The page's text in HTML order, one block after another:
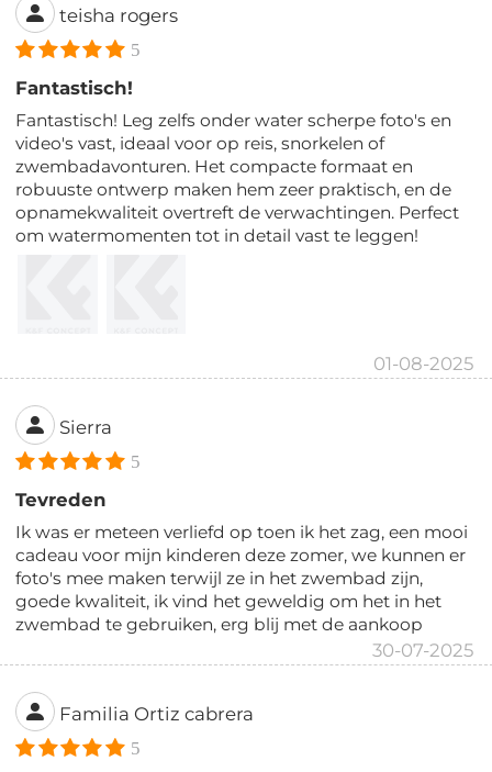
teisha rogers
5
Fantastisch!
Fantastisch! Leg zelfs onder water scherpe foto's en
video's vast, ideaal voor op reis, snorkelen of
zwembadavonturen. Het compacte formaat en
robuuste ontwerp maken hem zeer praktisch, en de
opnamekwaliteit overtreft de verwachtingen. Perfect
om watermomenten tot in detail vast te leggen!
01-08-2025
Sierra
5
Tevreden
Ik was er meteen verliefd op toen ik het zag, een mooi
cadeau voor mijn kinderen deze zomer, we kunnen er
foto's mee maken terwijl ze in het zwembad zijn,
goede kwaliteit, ik vind het geweldig om het in het
zwembad te gebruiken, erg blij met de aankoop
30-07-2025
Familia Ortiz cabrera
5